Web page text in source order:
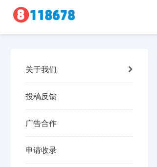
关于我们
投稿反馈
广告合作
申请收录